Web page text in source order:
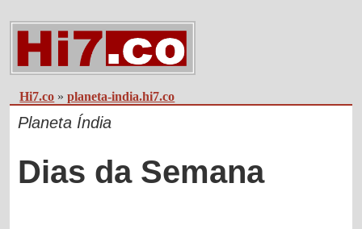
Hi7.co »planeta-india.hi7.co
Planeta Índia
Dias da Semana